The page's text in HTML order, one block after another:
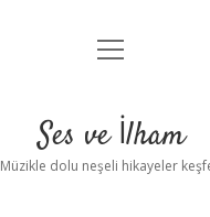
Anasayfa
Yasal Uyarı
menüyü
Ses ve İlham
Müzikle dolu neşeli hikayeler